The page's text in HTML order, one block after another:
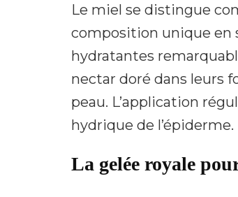
Le miel se distingue
composition unique en
hydratantes
nectar doré dans leurs
peau. L’application
hydrique de l’épiderme.
La gelée royale